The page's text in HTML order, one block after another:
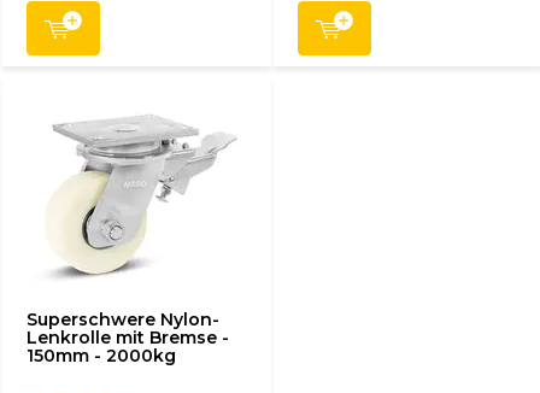
Superschwere Nylon-
Lenkrolle mit Bremse -
150mm - 2000kg